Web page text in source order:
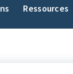
Ressources